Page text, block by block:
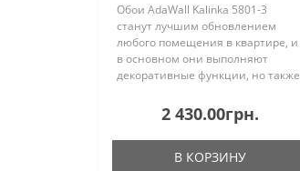
Обои AdaWall Kalinka 5801-3
станут лучшим обновлением
любого помещения в квартире, и
в основном они выполняют
декоративные функции, но также
помещения, не забывайте об
этом, так как, покрывается вся
стена от потолка до ..
2 430.00грн.
В КОРЗИНУ